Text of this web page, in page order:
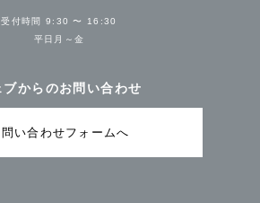
受付時間 9:30 〜 16:30
平日月～金
ブからのお問い合わせ
い合わせフォームへ